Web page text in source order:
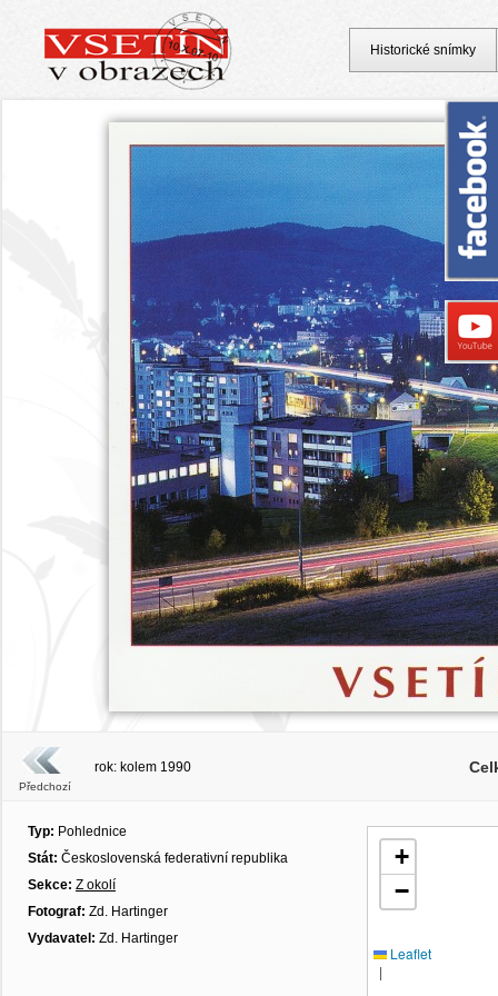
Předchozí
rok: kolem 1990
Typ: Pohlednice
Stát: Československá federativní republika
Sekce: Z okolí
Fotograf: Zd. Hartinger
Vydavatel: Zd. Hartinger
+
−
Leaflet
|
Historické snímky